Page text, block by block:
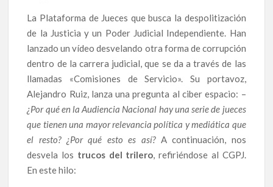
La Plataforma de Jueces que busca la despolitización
de la Justicia y un Poder Judicial Independiente. Han
lanzado un vídeo desvelando otra forma de corrupción
dentro de la carrera judicial, que se da a través de las
llamadas «Comisiones de Servicio». Su portavoz,
Alejandro Ruiz, lanza una pregunta al ciber espacio: –
¿Por qué en la Audiencia Nacional hay una serie de jueces
que tienen una mayor relevancia política y mediática que
el resto? ¿Por qué esto es así?A continuación, nos
desvela los trucos del trilero, refiriéndose al CGPJ.
En este hilo: